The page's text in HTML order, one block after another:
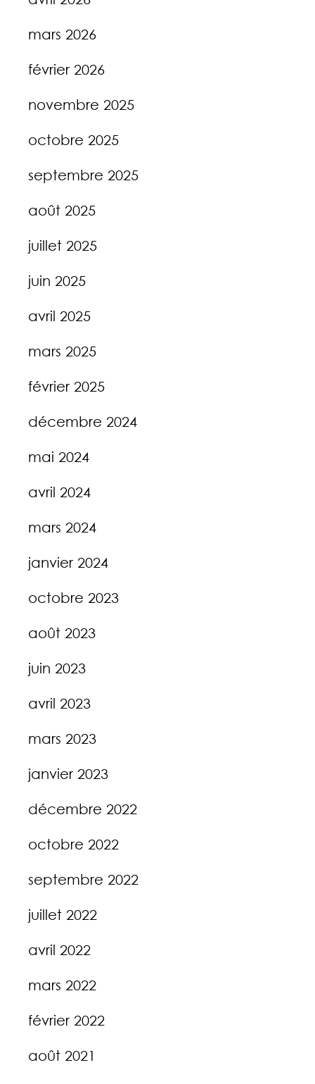
mars 2026
février 2026
novembre 2025
octobre 2025
septembre 2025
août 2025
juillet 2025
juin 2025
avril 2025
mars 2025
février 2025
décembre 2024
mai 2024
avril 2024
mars 2024
janvier 2024
octobre 2023
août 2023
juin 2023
avril 2023
mars 2023
janvier 2023
décembre 2022
octobre 2022
septembre 2022
juillet 2022
avril 2022
mars 2022
février 2022
août 2021